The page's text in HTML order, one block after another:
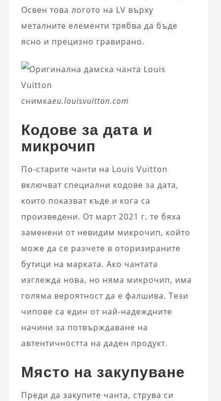
Освен това логото на LV върху
металните елементи трябва да бъде
ясно и прецизно гравирано.
снимкаeu.louisvuitton.com
Кодове за дата и
микрочип
По-старите чанти на Louis Vuitton
включват специални кодове за дата,
които показват къде и кога са
произведени. От март 2021 г. те бяха
заменени от невидим микрочип, който
може да се разчете в оторизираните
бутици на марката. Ако чантата
изглежда нова, но няма микрочип, има
голяма вероятност да е фалшива. Тези
чипове са един от най-надеждните
начини за потвърждаване на
автентичността на даден продукт.
Място на закупуване
Преди да закупите чанта, струва си